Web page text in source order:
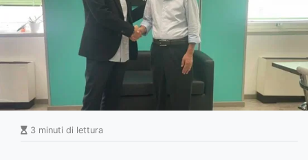
3 minuti di lettura